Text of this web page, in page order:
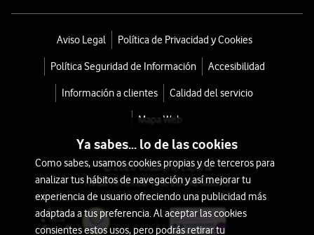
Aviso Legal Política de Privacidad y Cookies
Política Seguridad de Información Accesibilidad
Información a clientes Calidad del servicio
Mapa Web
© 2026 Vodafone España
Avda. América 115, 28042 Madrid
Ya sabes... lo de las cookies
Como sabes, usamos cookies propias y de terceros para
analizar tus hábitos de navegación y así mejorar tu
experiencia de usuario ofreciendo una publicidad más
adaptada a tus preferencia. Al aceptar las cookies
consientes estos usos, pero podrás retirar tu